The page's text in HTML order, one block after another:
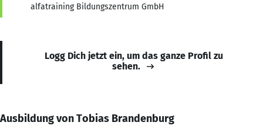
alfatraining Bildungszentrum GmbH
Logg Dich jetzt ein, um das ganze Profil zu
sehen.
Ausbildung von Tobias Brandenburg